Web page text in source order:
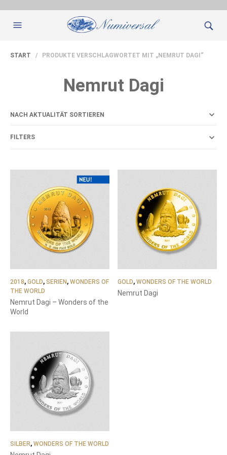
START / PRODUKTE VERSCHLAGWORTET MIT „NEMRUT DAGI“
Nemrut Dagi
FILTERS
2018, GOLD, SERIEN, WONDERS OF
THE WORLD
Nemrut Dagi – Wonders of the
World
GOLD,WONDERS OF THE WORLD
Nemrut Dagi
SILBER, WONDERS OF THE WORLD